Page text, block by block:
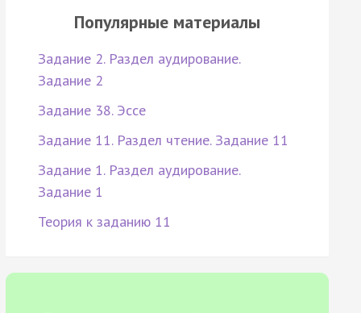
Популярные материалы
Задание 2. Раздел аудирование.
Задание 2
Задание 38. Эссе
Задание 11. Раздел чтение. Задание 11
Задание 1. Раздел аудирование.
Задание 1
Теория к заданию 11